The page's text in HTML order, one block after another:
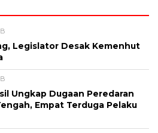
Legislator Desak Kemenhut
Ungkap Dugaan Peredaran
Empat Terduga Pelaku